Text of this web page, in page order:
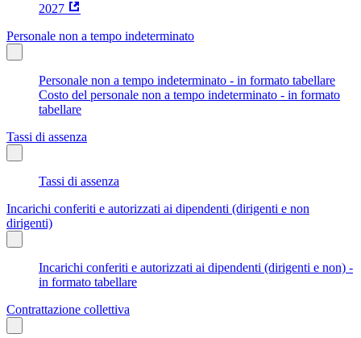
2027
Personale non a tempo indeterminato
Personale non a tempo indeterminato - in formato tabellare
Costo del personale non a tempo indeterminato - in formato
tabellare
Tassi di assenza
Tassi di assenza
Incarichi conferiti e autorizzati ai dipendenti (dirigenti e non
dirigenti)
Incarichi conferiti e autorizzati ai dipendenti (dirigenti e non) -
in formato tabellare
Contrattazione collettiva